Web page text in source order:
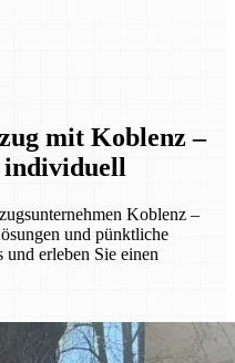
mit Koblenz –
individuell
Koblenz –
und pünktliche
erleben Sie einen